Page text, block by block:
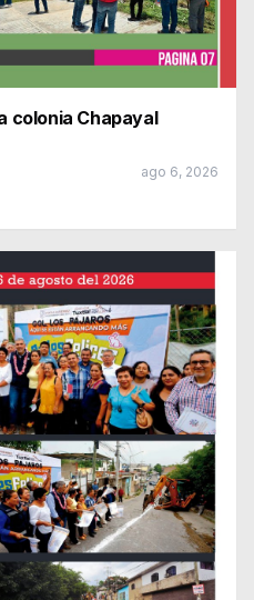
colonia Chapayal
ago 6, 2026